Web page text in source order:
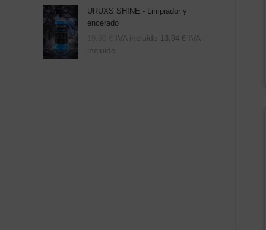
URUXS SHINE - Limpiador y
encerado
19,90 € IVA incluido 13,94 € IVA
incluido